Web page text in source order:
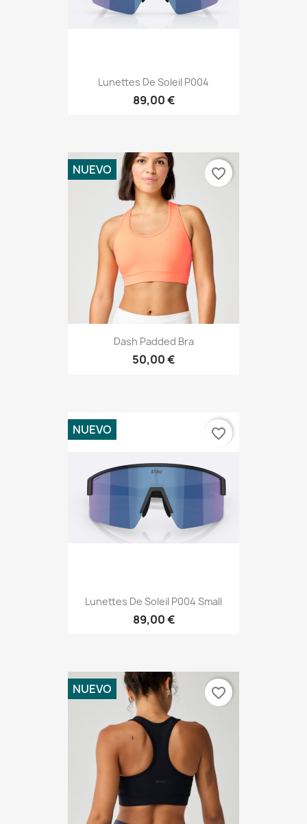
Lunettes De Soleil P004
89,00 €
Dash Padded Bra
50,00 €
NUEVO favorite_border
Lunettes De Soleil P004 Small
89,00 €
NUEVO favorite_border
NUEVO favorite_border